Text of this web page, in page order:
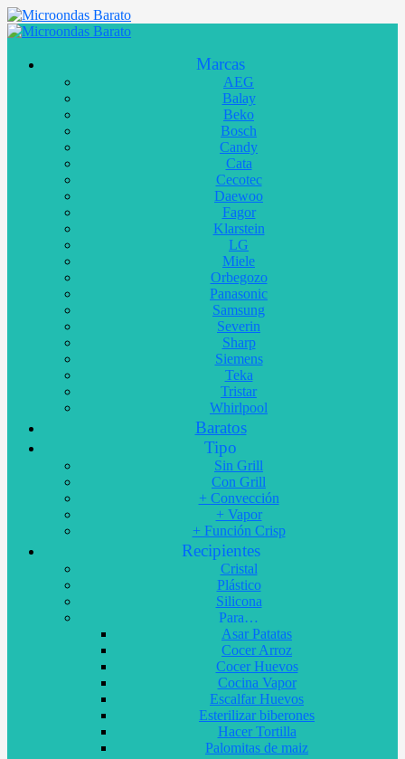
Marcas
AEG
Balay
Beko
Bosch
Candy
Cata
Cecotec
Daewoo
Fagor
Klarstein
LG
Miele
Orbegozo
Panasonic
Samsung
Severin
Sharp
Siemens
Teka
Tristar
Whirlpool
Baratos
Tipo
Sin Grill
Con Grill
+ Convección
+ Vapor
+ Función Crisp
Recipientes
Cristal
Plástico
Silicona
Para…
Asar Patatas
Cocer Arroz
Cocer Huevos
Cocina Vapor
Escalfar Huevos
Esterilizar biberones
Hacer Tortilla
Palomitas de maiz